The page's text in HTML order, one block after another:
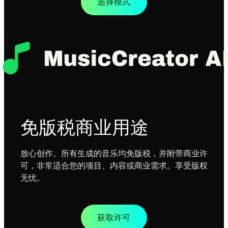
免版税商业用途
放心创作。所有生成的音乐均免版税，并附带商业许
可，非常适合您的项目、内容或商业需求。享受版权
无忧。
获取许可